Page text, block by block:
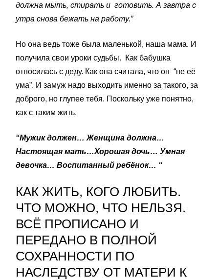
должна мыть, стирать и готовить. А завтра с
утра снова бежать на работу.”
Но она ведь тоже была маленькой, наша мама. И
получила свои уроки судьбы. Как бабушка
относилась с деду. Как она считала, что он “не её
ума”. И замуж надо выходить именно за такого, за
доброго, но глупее тебя. Поскольку уже понятно,
как с таким жить.
“Мужик должен… Женщина должна…
Настоящая мать…Хорошая дочь… Умная
девочка… Воспитанный ребёнок… “
КАК ЖИТЬ, КОГО ЛЮБИТЬ.
ЧТО МОЖНО, ЧТО НЕЛЬЗЯ.
ВСЁ ПРОПИСАНО И
ПЕРЕДАНО В ПОЛНОЙ
СОХРАННОСТИ ПО
НАСЛЕДСТВУ ОТ МАТЕРИ К